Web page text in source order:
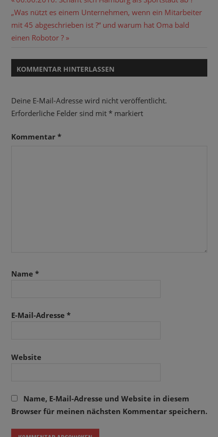
Beitrag:
Nächster
Beitrag:
„Was nützt es einem Unternehmen, wenn ein Mitarbeiter
mit 45 abgeschrieben ist ?“ und warum hat Oma bald
einen Robotor ?
KOMMENTAR HINTERLASSEN
Deine E-Mail-Adresse wird nicht veröffentlicht.
Erforderliche Felder sind mit *markiert
Kommentar *
Name *
E-Mail-Adresse *
Website
Name, E-Mail-Adresse und Website in diesem
Browser für meinen nächsten Kommentar speichern.